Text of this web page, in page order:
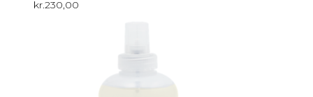
kr.230,00